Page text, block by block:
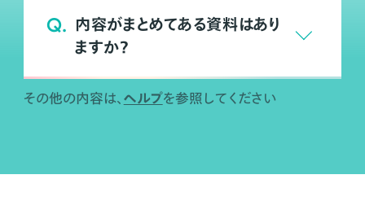
Q. 内容がまとめてある資料はあり
ますか？
その他の内容は、 ヘルプを参照してください